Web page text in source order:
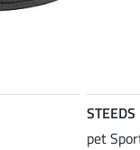
STEEDS
pet